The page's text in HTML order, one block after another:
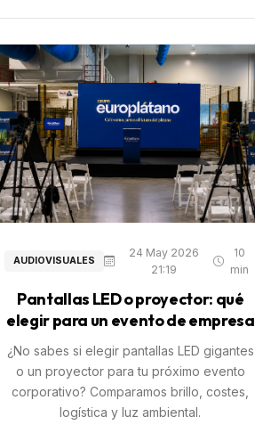
AUDIOVISUALES
24 May 2026
21:19
10
min
Pantallas LED o proyector: qué
elegir para un evento de empresa
¿No sabes si elegir pantallas LED gigantes
o un proyector para tu próximo evento
corporativo? Comparamos brillo, costes,
logística y luz ambiental.